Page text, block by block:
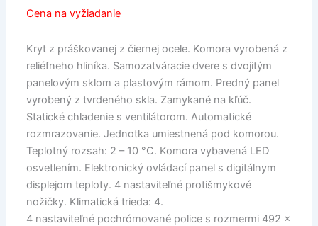
Cena na vyžiadanie
Kryt z práškovanej z čiernej ocele. Komora vyrobená z
reliéfneho hliníka. Samozatváracie dvere s dvojitým
panelovým sklom a plastovým rámom. Predný panel
vyrobený z tvrdeného skla. Zamykané na kľúč.
Statické chladenie s ventilátorom. Automatické
rozmrazovanie. Jednotka umiestnená pod komorou.
Teplotný rozsah: 2 – 10 °C. Komora vybavená LED
osvetlením. Elektronický ovládací panel s digitálnym
displejom teploty. 4 nastaviteľné protišmykové
nožičky. Klimatická trieda: 4.
4 nastaviteľné pochrómované police s rozmermi 492 x